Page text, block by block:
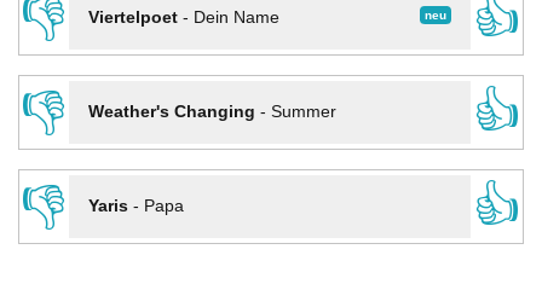
👎 neu
Viertelpoet- Dein Name
👍
👎
Weather's Changing - Summer
👍
👎
Yaris- Papa 👍